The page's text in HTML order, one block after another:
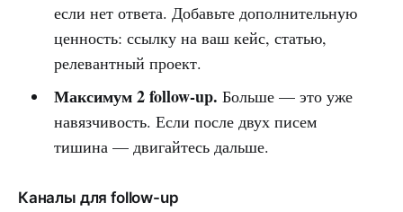
если нет ответа. Добавьте дополнительную
ценность: ссылку на ваш кейс, статью,
релевантный проект.
Максимум 2 follow-up. Больше — это уже
навязчивость. Если после двух писем
тишина — двигайтесь дальше.
Каналы для follow-up